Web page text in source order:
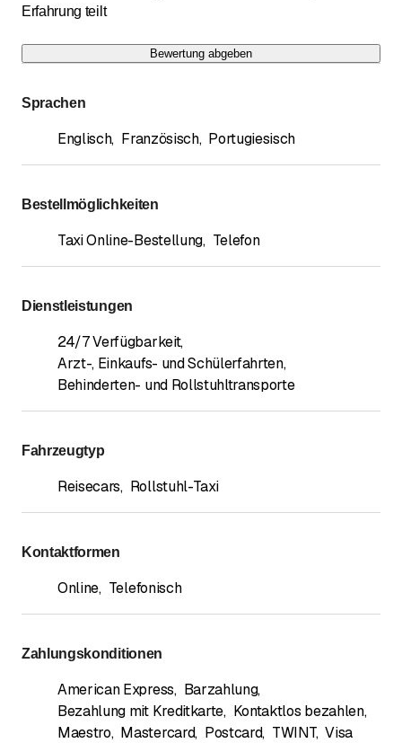
Erfahrung teilt
Bewertung abgeben
Sprachen
Englisch, Französisch, Portugiesisch
Bestellmöglichkeiten
Taxi Online-Bestellung, Telefon
Dienstleistungen
24/7 Verfügbarkeit,
Arzt-, Einkaufs- und Schülerfahrten,
Behinderten- und Rollstuhltransporte
Fahrzeugtyp
Reisecars, Rollstuhl-Taxi
Kontaktformen
Online, Telefonisch
Zahlungskonditionen
American Express, Barzahlung,
Bezahlung mit Kreditkarte, Kontaktlos bezahlen,
Maestro, Mastercard, Postcard, TWINT, Visa